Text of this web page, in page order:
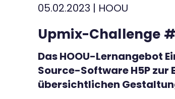
05.02.2023 | HOOU
Upmix-Challenge
Das HOOU-Lernangebot
Source-Software H5P
übersichtlichen